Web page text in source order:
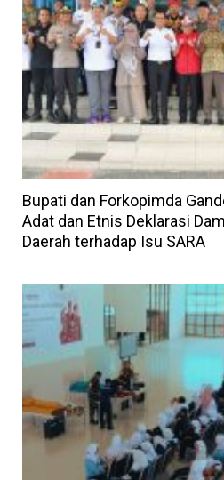
Bupati dan Forkopimda
Adat dan Etnis Deklarasi
Daerah terhadap Isu SARA